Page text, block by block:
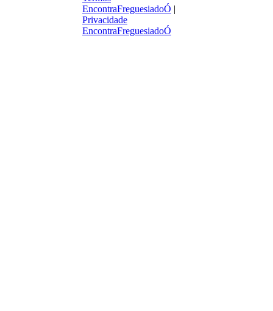
EncontraFreguesiadoÓ |
Privacidade
EncontraFreguesiadoÓ